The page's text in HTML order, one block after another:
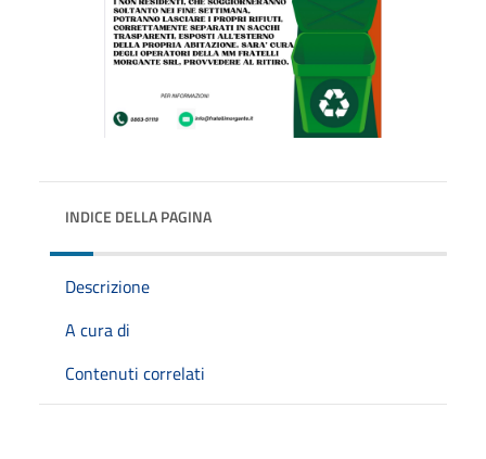
INDICE DELLA PAGINA
Descrizione
A cura di
Contenuti correlati